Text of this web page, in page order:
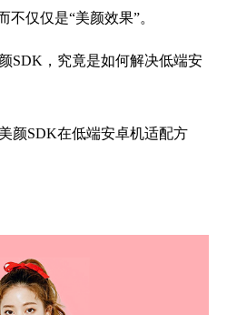
不仅仅是“美颜效果”。
SDK，究竟是如何解决低端安
颜SDK在低端安卓机适配方